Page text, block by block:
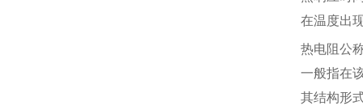
在温度出
热电阻公
一般指在
其结构形